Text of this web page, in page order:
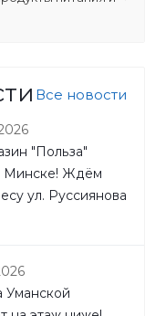
Все новости
"Польза"
Минске! Ждём
ул. Руссиянова
Уманской